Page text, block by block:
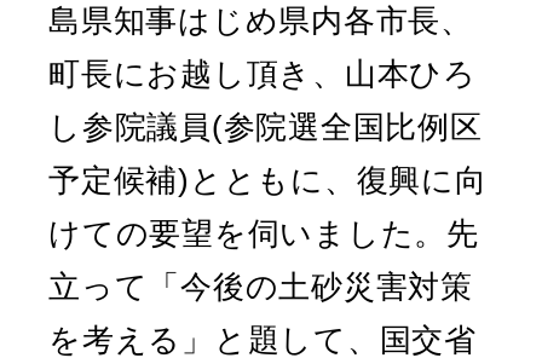
島県知事はじめ県内各市長、
町長にお越し頂き、山本ひろ
し参院議員(参院選全国比例区
予定候補)とともに、復興に向
けての要望を伺いました。先
立って「今後の土砂災害対策
を考える」と題して、国交省